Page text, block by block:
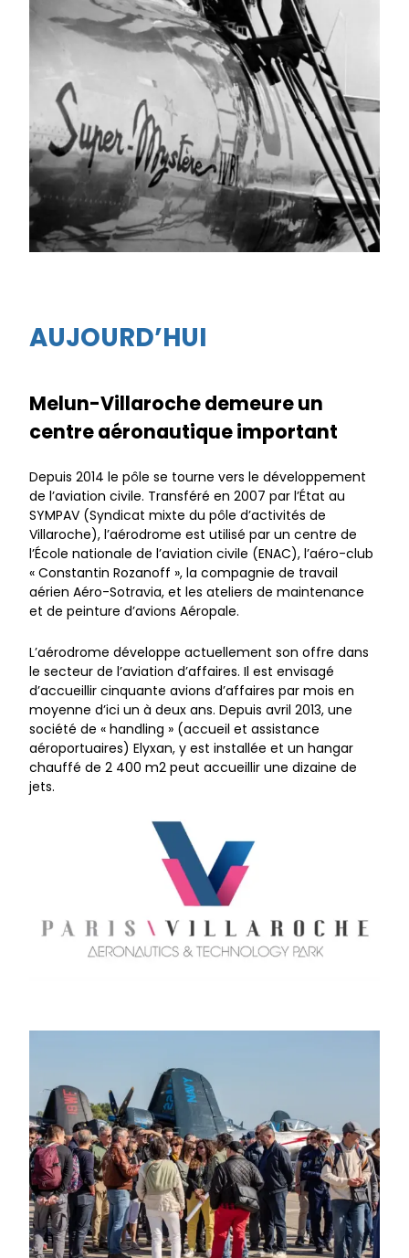
AUJOURD’HUI
Melun-Villaroche demeure un
centre aéronautique important
Depuis 2014 le pôle se tourne vers le développement
de l’aviation civile. Transféré en 2007 par l’État au
SYMPAV (Syndicat mixte du pôle d’activités de
Villaroche), l’aérodrome est utilisé par un centre de
l’École nationale de l’aviation civile (ENAC), l’aéro-club
« Constantin Rozanoff », la compagnie de travail
aérien Aéro-Sotravia, et les ateliers de maintenance
et de peinture d’avions Aéropale.
L’aérodrome développe actuellement son offre dans
le secteur de l’aviation d’affaires. Il est envisagé
d’accueillir cinquante avions d’affaires par mois en
moyenne d’ici un à deux ans. Depuis avril 2013, une
société de « handling » (accueil et assistance
aéroportuaires) Elyxan, y est installée et un hangar
chauffé de 2 400 m2 peut accueillir une dizaine de
jets.